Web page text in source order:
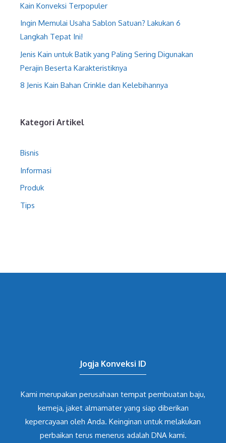
Kain Konveksi Terpopuler
Ingin Memulai Usaha Sablon Satuan? Lakukan 6
Langkah Tepat Ini!
Jenis Kain untuk Batik yang Paling Sering Digunakan
Perajin Beserta Karakteristiknya
8 Jenis Kain Bahan Crinkle dan Kelebihannya
Kategori Artikel
Bisnis
Informasi
Produk
Tips
Jogja Konveksi ID
Kami merupakan perusahaan tempat pembuatan baju,
kemeja, jaket almamater yang siap diberikan
kepercayaan oleh Anda. Keinginan untuk melakukan
perbaikan terus menerus adalah DNA kami.